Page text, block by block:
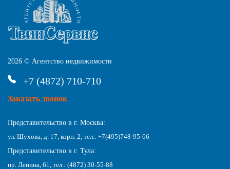
2026 © Агентство недвижимости
+7 (4872) 710-710
Заказать звонок
Представительство в г. Москва:
ул. Шухова, д. 17, корп. 2, тел.: +7(495)748-95-66
Представительство в г. Тула:
пр. Ленина, 61, тел.: (4872) 30-55-88